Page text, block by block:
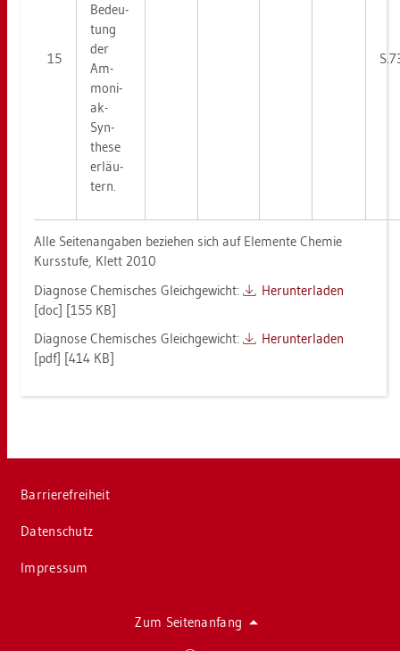
15
Be­deu­
tung
der
Am­
mo­ni­
ak-
Syn­
the­se
er­läu­
tern.
Alle Sei­ten­an­ga­ben be­zie­hen sich auf Ele­men­te Che­mie
Kurs­stu­fe, Klett 2010
Dia­gno­se Che­mi­sches Gleich­ge­wicht:
Her­un­ter­la­den
[doc] [155 KB]
Dia­gno­se Che­mi­sches Gleich­ge­wicht:
Her­un­ter­la­den
[pdf] [414 KB]
Bar­rie­re­frei­heit
Da­ten­schutz
Im­pres­sum
Zum Sei­ten­an­fang